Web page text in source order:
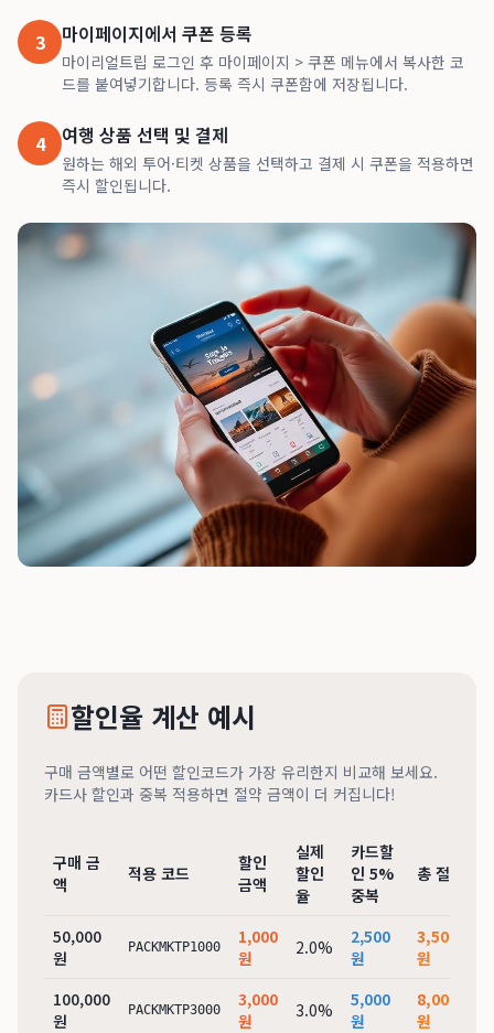
3 마이페이지에서 쿠폰 등록
마이리얼트립 로그인 후 마이페이지 > 쿠폰 메뉴에서 복사한 코
드를 붙여넣기합니다. 등록 즉시 쿠폰함에 저장됩니다.
4 여행 상품 선택 및 결제
원하는 해외 투어·티켓 상품을 선택하고 결제 시 쿠폰을 적용하면
즉시 할인됩니다.
할인율 계산 예시
구매 금액별로 어떤 할인코드가 가장 유리한지 비교해 보세요.
카드사 할인과 중복 적용하면 절약 금액이 더 커집니다!
구매 금
액
적용 코드
할인
금액
실제
할인
율
카드할
인 5%
중복
총 절약
50,000
원
PACKMKTP1000
1,000
원
2.0%
2,500
원
3,500
원
100,000
원
PACKMKTP3000
3,000
원
3.0%
5,000
원
8,000
원